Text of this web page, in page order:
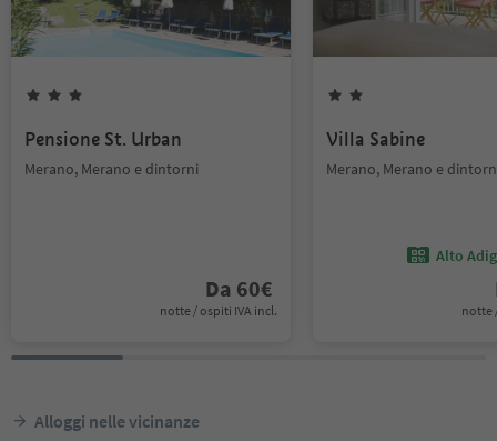
Pensione St. Urban
Merano, Merano e dintorni
Da 60€
notte / ospiti IVA incl.
Villa Sabine
Merano, Merano e
Alto
notte
Alloggi nelle vicinanze